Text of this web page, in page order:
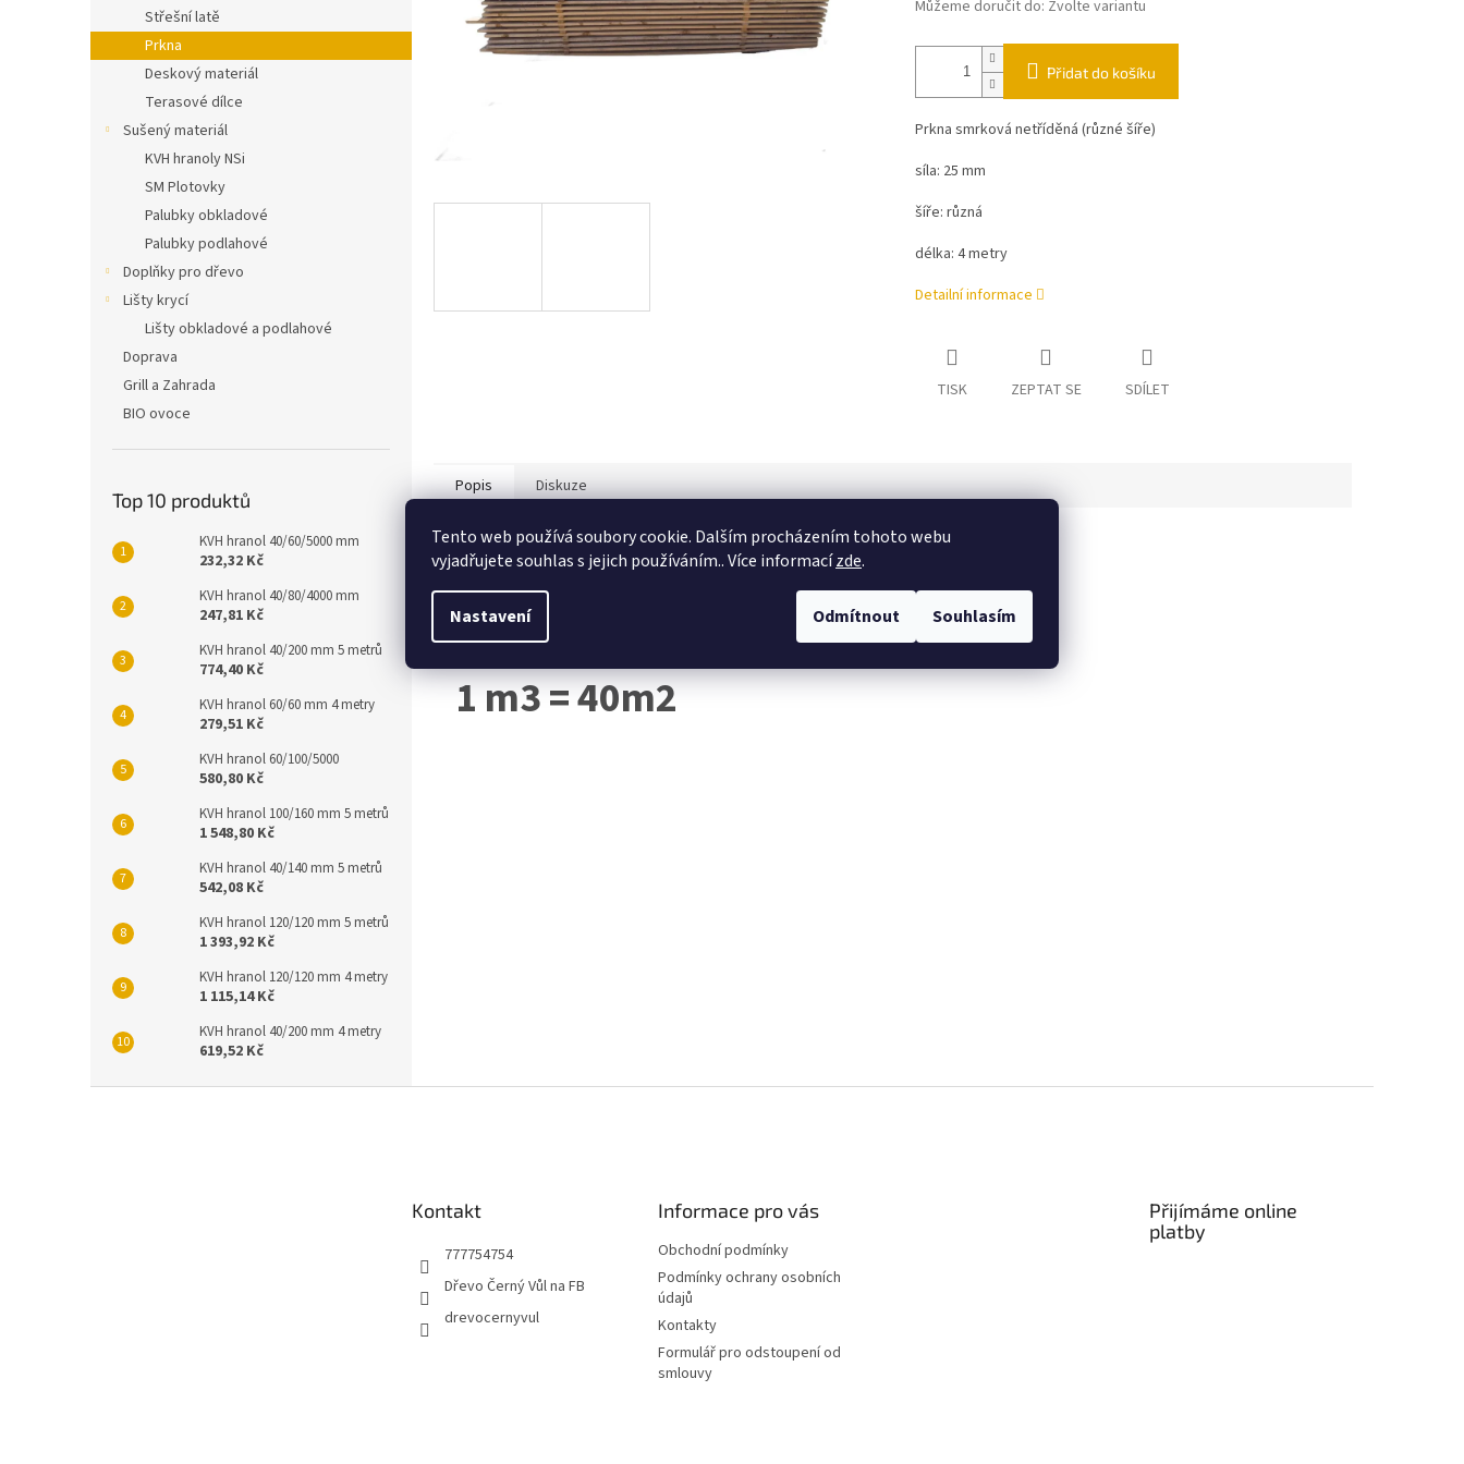
Tento web používá soubory cookie. Dalším procházením tohoto webu
vyjadřujete souhlas s jejich používáním.. Více informacízde.
Nastavení Odmítnout Souhlasím
e
l
Střešní latě
Prkna
Deskový materiál
Terasové dílce
Sušený materiál
KVH hranoly NSi
SM Plotovky
Palubky obkladové
Palubky podlahové
Doplňky pro dřevo
Lišty krycí
Lišty obkladové a podlahové
Doprava
Grill a Zahrada
BIO ovoce
Top 10 produktů
KVH hranol 40/60/5000 mm
232,32 Kč
KVH hranol 40/80/4000 mm
247,81 Kč
KVH hranol 40/200 mm 5 metrů
774,40 Kč
KVH hranol 60/60 mm 4 metry
279,51 Kč
KVH hranol 60/100/5000
580,80 Kč
KVH hranol 100/160 mm 5 metrů
1 548,80 Kč
KVH hranol 40/140 mm 5 metrů
542,08 Kč
KVH hranol 120/120 mm 5 metrů
1 393,92 Kč
KVH hranol 120/120 mm 4 metry
1 115,14 Kč
KVH hranol 40/200 mm 4 metry
619,52 Kč
Můžeme doručit do: Zvolte variantu
Přidat do košíku
Prkna smrková netříděná (různé šíře)
síla: 25 mm
šíře: různá
délka: 4 metry
Detailní informace
TISK ZEPTAT SE SDÍLET
Popis Diskuze
Detailní popis produktu
Prkna šířkově netříděné, jsou prkna o různých šířkách obvykle 10-20 cm.
Neprodávají se na kusy, ale spíše na objem
, nebo plochum2.
1 m3 = 40m2
Kontakt
777754754
Dřevo Černý Vůl na FB
drevocernyvul
Informace pro vás
Obchodní podmínky
Podmínky ochrany osobních
údajů
Kontakty
Formulář pro odstoupení od
smlouvy
Přijímáme online
platby